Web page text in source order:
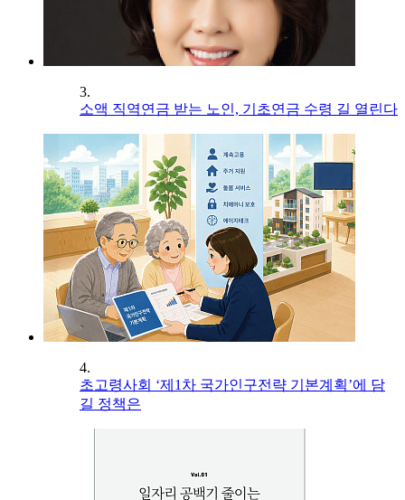
3.
소액 직역연금 받는 노인, 기초연금 수령 길 열린다
4.
초고령사회 ‘제1차 국가인구전략 기본계획’에 담
길 정책은